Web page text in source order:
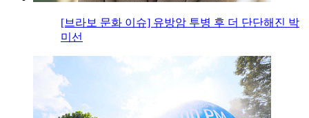
[브라보 문화 이슈] 유방암 투병 후 더 단단해진 박
미선